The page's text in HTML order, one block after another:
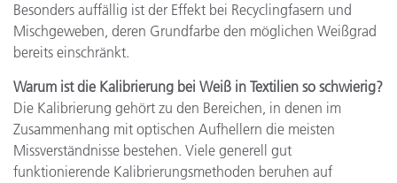
Besonders auffällig ist der Effekt bei Recyclingfasern und
Mischgeweben, deren Grundfarbe den möglichen Weißgrad
bereits einschränkt.
Warum ist die Kalibrierung bei Weiß in Textilien so schwierig?
Die Kalibrierung gehört zu den Bereichen, in denen im
Zusammenhang mit optischen Aufhellern die meisten
Missverständnisse bestehen. Viele generell gut
funktionierende Kalibrierungsmethoden beruhen auf